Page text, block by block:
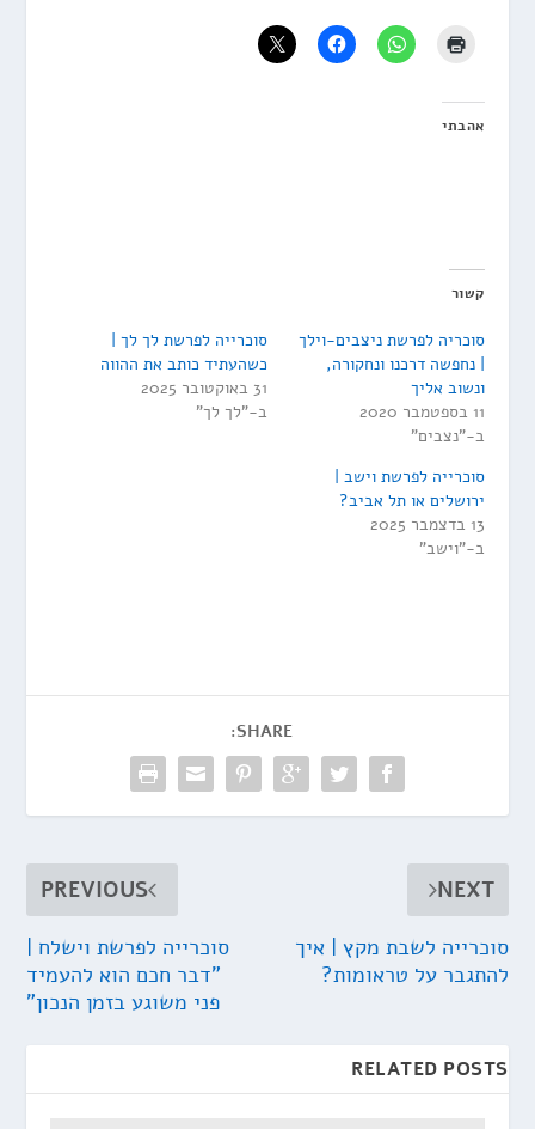
אהבתי
קשור
סוכריה לפרשת ניצבים-וילך
| נחפשה דרכנו ונחקורה,
ונשוב אליך
11 בספטמבר 2020
ב-"נצבים"
סוכרייה לפרשת לך לך |
כשהעתיד כותב את ההווה
31 באוקטובר 2025
ב-"לך לך"
סוכרייה לפרשת וישב |
ירושלים או תל אביב?
13 בדצמבר 2025
ב-"וישב"
SHARE:
PREVIOUS
סוכרייה לפרשת וישלח |
"דבר חכם הוא להעמיד
פני משוגע בזמן הנכון"
NEXT
סוכרייה לשבת מקץ | איך
להתגבר על טראומות?
RELATED POSTS